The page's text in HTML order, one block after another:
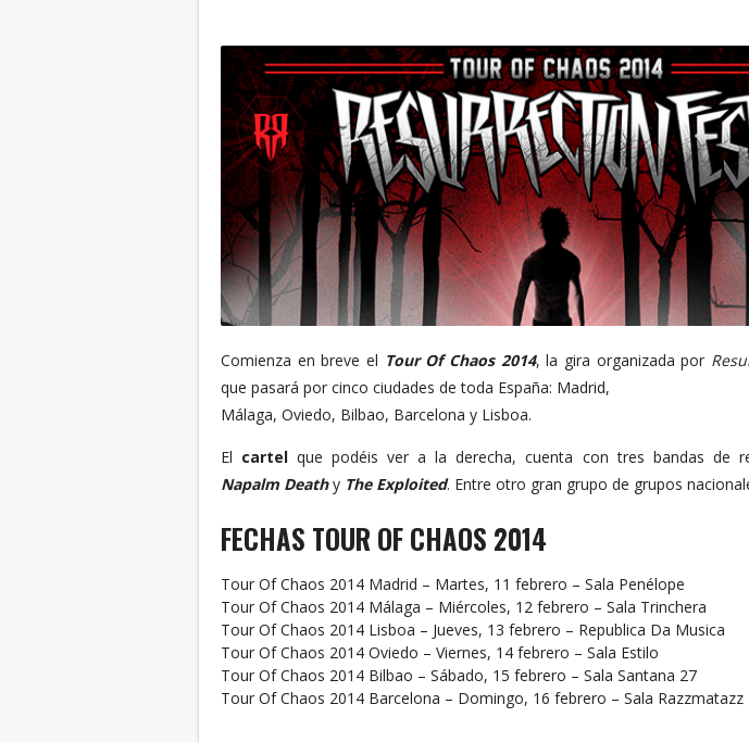
Comienza en breve el Tour Of Chaos 2014, la gira organizada por
que pasará por cinco ciudades de toda España: Madrid,
Málaga, Oviedo, Bilbao, Barcelona y Lisboa.
El cartel que podéis ver a la derecha, cuenta con tres bandas de
Napalm Deathy The Exploited. Entre otro gran grupo de grupos
FECHAS TOUR OF CHAOS 2014
Tour Of Chaos 2014 Madrid – Martes, 11 febrero – Sala Penélope
Tour Of Chaos 2014 Málaga – Miércoles, 12 febrero – Sala Trinchera
Tour Of Chaos 2014 Lisboa – Jueves, 13 febrero – Republica Da Musica
Tour Of Chaos 2014 Oviedo – Viernes, 14 febrero – Sala Estilo
Tour Of Chaos 2014 Bilbao – Sábado, 15 febrero – Sala Santana 27
Tour Of Chaos 2014 Barcelona – Domingo, 16 febrero – Sala Razzmatazz